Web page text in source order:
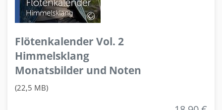
Flötenkalender Vol. 2
Himmelsklang
Monatsbilder und Noten
(22,5 MB)